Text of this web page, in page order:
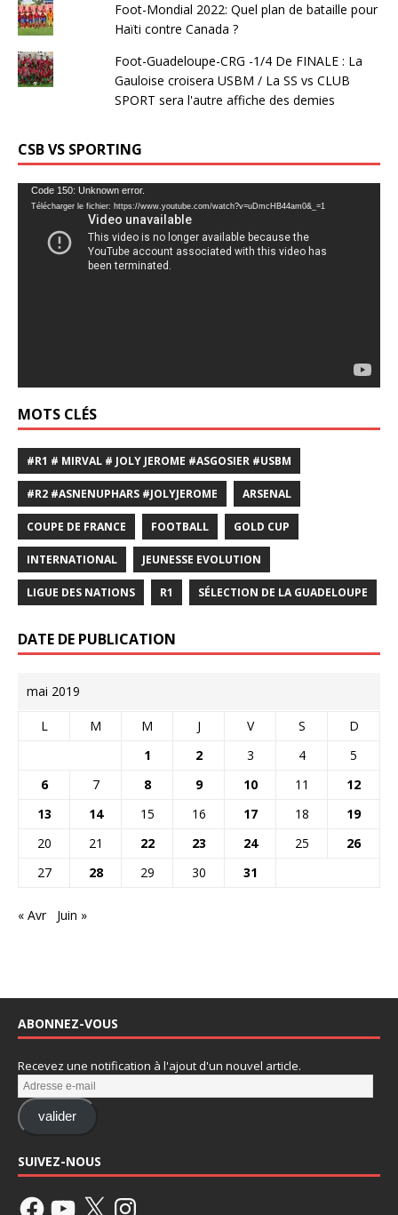
Foot-Mondial 2022: Quel plan de bataille pour
Haïti contre Canada ?
Foot-Guadeloupe-CRG -1/4 De FINALE : La
Gauloise croisera USBM / La SS vs CLUB
SPORT sera l'autre affiche des demies
CSB VS SPORTING
Lecteur
vidéo
Code 150: Unknown error.
Télécharger le fichier: https://www.youtube.com/watch?v=uDmcHB44am0&_=1
MOTS CLÉS
#R1 # MIRVAL # JOLY JEROME #ASGOSIER #USBM
#R2 #ASNENUPHARS #JOLYJEROME ARSENAL
COUPE DE FRANCE FOOTBALL GOLD CUP
INTERNATIONAL JEUNESSE EVOLUTION
LIGUE DES NATIONS R1 SÉLECTION DE LA GUADELOUPE
DATE DE PUBLICATION
mai 2019
L M M J V S
D
1
2 3 4
5
6
7 8 9 10 11
12
13
14 15 16 17 18
19
20
21 22 23 24 25
26
27
28 29 30 31
« Avr Juin »
ABONNEZ-VOUS
Recevez une notification à l'ajout d'un nouvel article.
valider
SUIVEZ-NOUS